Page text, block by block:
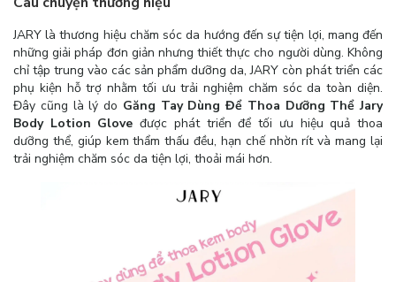
JARY là thương hiệu chăm sóc da hướng đến sự tiện lợi, mang đến
những giải pháp đơn giản nhưng thiết thực cho người dùng. Không
chỉ tập trung vào các sản phẩm dưỡng da, JARY còn phát triển các
phụ kiện hỗ trợ nhằm tối ưu trải nghiệm chăm sóc da toàn diện.
Đây cũng là lý do Găng Tay Dùng Để Thoa Dưỡng Thể Jary
Body Lotion Glove được phát triển để tối ưu hiệu quả thoa
dưỡng thể, giúp kem thẩm thấu đều, hạn chế nhờn rít và mang lại
trải nghiệm chăm sóc da tiện lợi, thoải mái hơn.